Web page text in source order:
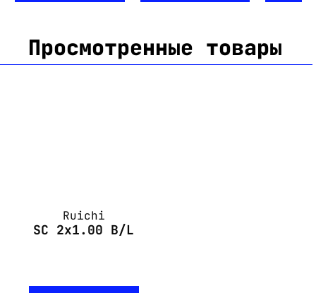
Просмотренные товары
Ruichi
SC 2x1.00 B/L